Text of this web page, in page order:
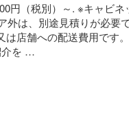
円（税別）～. ※キャビ
は、別途見積りが必要
店舗への配送費用です
介を …